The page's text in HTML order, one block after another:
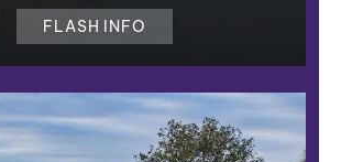
FLASH INFO